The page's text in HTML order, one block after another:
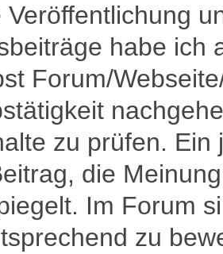
Veröffentlichung
habe ich
Forum/
zu prüfen.
die
Im Forum
zu